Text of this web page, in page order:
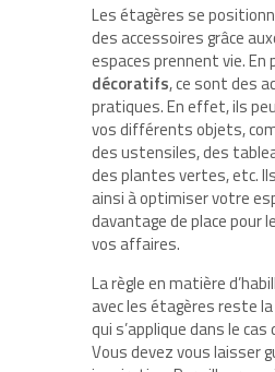
Les étagères se
des accessoires grâce
espaces prennent vie. En
décoratifs, ce sont des
pratiques. En effet, ils
vos différents objets,
des ustensiles, des
des plantes vertes, etc.
ainsi à optimiser votre
davantage de place pour
vos affaires.
La règle en matière
avec les étagères reste
qui s’applique dans le
Vous devez vous laisser